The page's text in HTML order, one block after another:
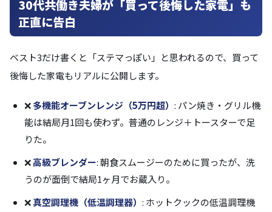
30代共働き夫婦が「買って後悔した家電」も
正直に告白
ベスト3だけ書くと「ステマっぽい」と思われるので、買って
後悔した家電もリアルに公開します。
❌多機能オーブンレンジ（5万円超） : パン焼き・グリル機
能は結局月1回も使わず。普通のレンジ＋トースターで足
りた。
❌高級ブレンダー: 朝食スムージーのために買ったが、洗
うのが面倒で結局1ヶ月でお蔵入り。
❌真空調理機（低温調理器） : ホットクックの低温調理機